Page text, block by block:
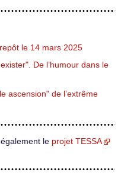
le 14 mars 2025
De l’humour dans le
ascension" de l’extrême
le projet TESSA